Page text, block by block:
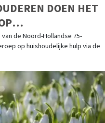
DOEN HET
VIA WMO
de Noord-Hollandse 75-
op huishoudelijke hulp via de